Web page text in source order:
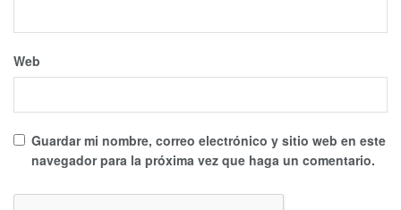
Web
Guardar mi nombre, correo electrónico y sitio web en este
navegador para la próxima vez que haga un comentario.